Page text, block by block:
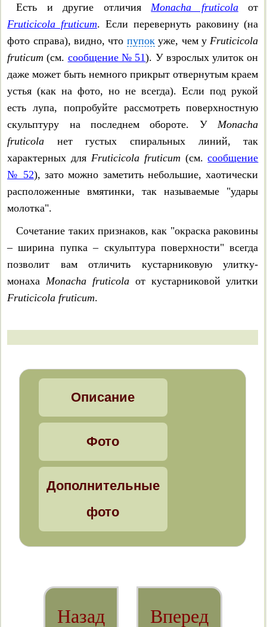
Discus rotundatus
Discus perspectivus
Discus ruderatus
Chondrula tridens
Chondrula microtragus
Chondrula bielzi
Merdigera obscura
Peristoma rupestre
Peristoma merduenianum
Brephulopsis bidens
Clausiliidae
Cochlodina laminata
Succinea putris
Улитки рода Pomatias
Pomatias rivulare
определяя слизней
Есть и другие отличия Monacha fruticolaот
Fruticicola fruticum. Если перевернуть раковину (на
фото справа), видно, что пупок уже, чем у Fruticicola
fruticum (см. сообщение № 51). У взрослых улиток он
даже может быть немного прикрыт отвернутым краем
устья (как на фото, но не всегда). Если под рукой
есть лупа, попробуйте рассмотреть поверхностную
скульптуру на последнем обороте. У Monacha
fruticola нет густых спиральных линий, так
характерных для Fruticicola fruticum (см.сообщение
№ 52), зато можно заметить небольшие, хаотически
расположенные вмятинки, так называемые "удары
молотка".
Сочетание таких признаков, как "окраска раковины
– ширина пупка – скульптура поверхности" всегда
позволит вам отличить кустарниковую улитку-
монаха Monacha fruticolaот кустарниковой улитки
Fruticicola fruticum.
Описание
Фото
Дополнительные
фото
Назад Вперед